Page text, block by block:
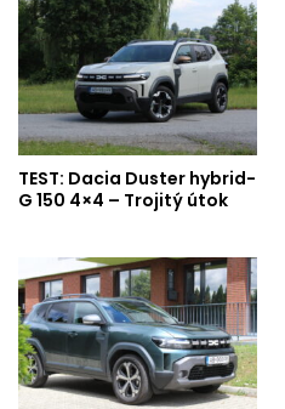
TEST: Dacia Duster hybrid-
G 150 4×4 – Trojitý útok